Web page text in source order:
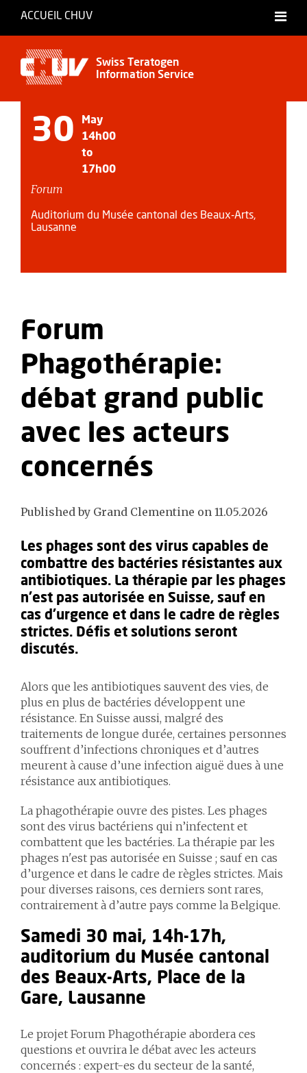
ACCUEIL CHUV
Swiss Teratogen
Information Service
30
May
14h00
to
17h00
Forum
Auditorium du Musée cantonal des Beaux-Arts,
Lausanne
Forum
Phagothérapie:
débat grand public
avec les acteurs
concernés
Published by Grand Clementine on 11.05.2026
Les phages sont des virus capables de
combattre des bactéries résistantes aux
antibiotiques. La thérapie par les phages
n'est pas autorisée en Suisse, sauf en
cas d’urgence et dans le cadre de règles
strictes. Défis et solutions seront
discutés.
Alors que les antibiotiques sauvent des vies, de
plus en plus de bactéries développent une
résistance. En Suisse aussi, malgré des
traitements de longue durée, certaines personnes
souffrent d’infections chroniques et d’autres
meurent à cause d’une infection aiguë dues à une
résistance aux antibiotiques.
La phagothérapie ouvre des pistes. Les phages
sont des virus bactériens qui n’infectent et
combattent que les bactéries. La thérapie par les
phages n'est pas autorisée en Suisse ; sauf en cas
d’urgence et dans le cadre de règles strictes. Mais
pour diverses raisons, ces derniers sont rares,
contrairement à d’autre pays comme la Belgique.
Samedi 30 mai, 14h-17h,
auditorium du Musée cantonal
des Beaux-Arts, Place de la
Gare, Lausanne
Le projet Forum Phagothérapie abordera ces
questions et ouvrira le débat avec les acteurs
concernés : expert-es du secteur de la santé,